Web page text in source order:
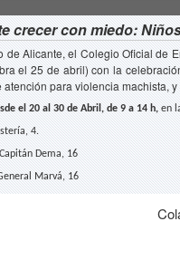
crecer con miedo:
Alicante, el Colegio Oficial de
el 25 de abril) con la
para violencia machista,
el 20 al 30 de Abril, de 9 a 14 h, en
4.
Dema, 16
Marvá, 16